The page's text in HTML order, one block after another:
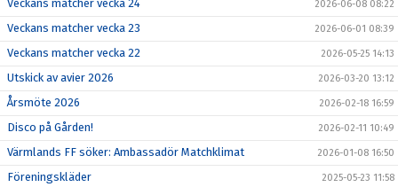
Veckans matcher vecka 24 2026-06-08 08:22
Veckans matcher vecka 23 2026-06-01 08:39
Veckans matcher vecka 22 2026-05-25 14:13
Utskick av avier 2026 2026-03-20 13:12
Årsmöte 2026 2026-02-18 16:59
Disco på Gården! 2026-02-11 10:49
Värmlands FF söker: Ambassadör Matchklimat 2026-01-08 16:50
Föreningskläder 2025-05-23 11:58